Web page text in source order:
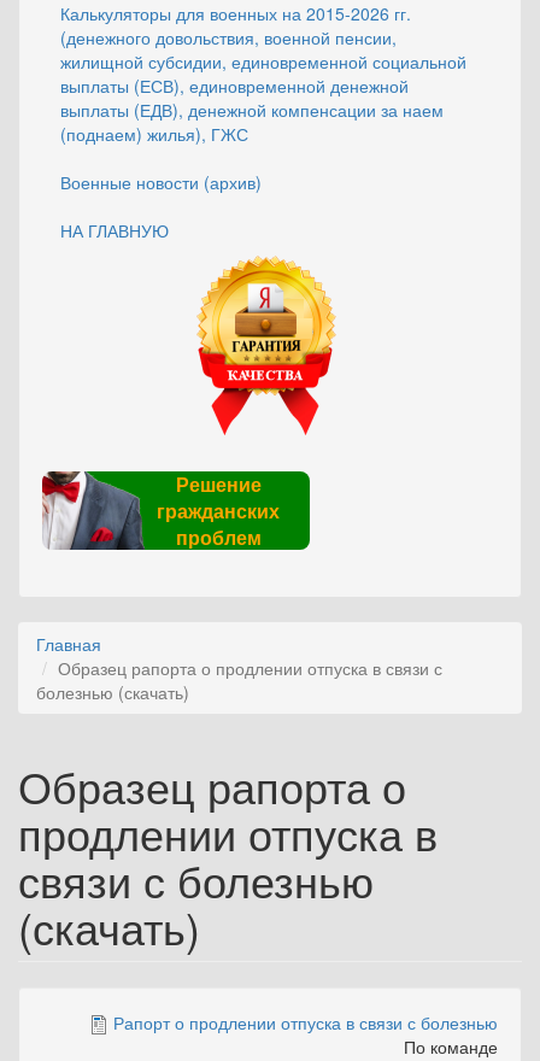
Калькуляторы для военных на 2015-2026 гг.
(денежного довольствия, военной пенсии,
жилищной субсидии, единовременной социальной
выплаты (ЕСВ), единовременной денежной
выплаты (ЕДВ), денежной компенсации за наем
(поднаем) жилья), ГЖС
Военные новости (архив)
НА ГЛАВНУЮ
Решение
гражданских
проблем
Главная
Образец рапорта о продлении отпуска в связи с
болезнью (скачать)
Образец рапорта о
продлении отпуска в
связи с болезнью
(скачать)
Рапорт о продлении отпуска в связи с болезнью
По команде